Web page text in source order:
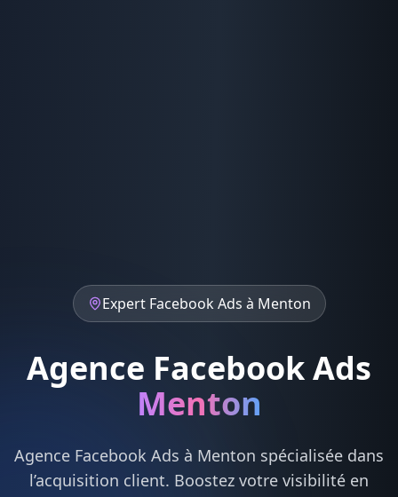
Expert Facebook Ads à Menton
Agence Facebook Ads
Menton
Agence Facebook Ads à Menton spécialisée dans
l’acquisition client. Boostez votre visibilité en